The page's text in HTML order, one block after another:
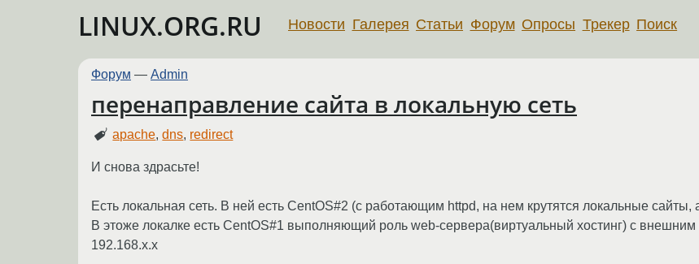
LINUX.ORG.RU Новости Галерея Статьи Форум Опросы Трекер Поиск
Форум — Admin
перенаправление сайта в локальную сеть
apache,dns, redirect
И снова здрасьте!
Есть локальная сеть. В ней есть CentOS#2 (c работающим httpd, на нем крутятся локальные
В этоже локалке есть CentOS#1 выполняющий роль web-сервера(виртуальный хостинг) с
192.168.x.x